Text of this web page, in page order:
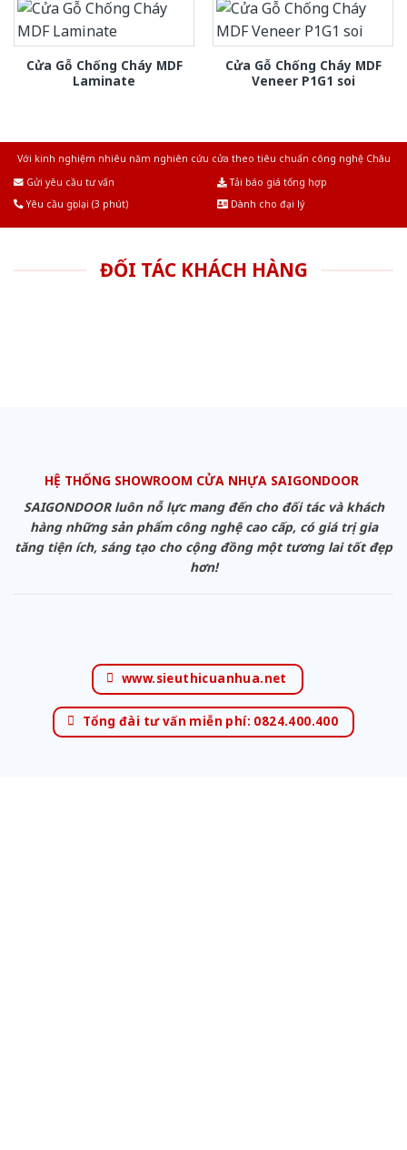
Cửa Gỗ Chống Cháy MDF
Laminate
Cửa Gỗ Chống Cháy MDF
Veneer P1G1 soi
Với kinh nghiệm nhiêu năm nghiên cứu cửa theo tiêu chuẩn công nghệ Châu
Gửi yêu cầu tư vấn
Tải báo giá tổng hợp
Yêu cầu gọi lại (3 phút)
Dành cho đại lý
ĐỐI TÁC KHÁCH HÀNG
HỆ THỐNG SHOWROOM CỬA NHỰA SAIGONDOOR
SAIGONDOOR luôn nỗ lực mang đến cho đối tác và khách
hàng những sản phẩm công nghệ cao cấp, có giá trị gia
tăng tiện ích, sáng tạo cho cộng đồng một tương lai tốt đẹp
hơn!
www.sieuthicuanhua.net
Tổng đài tư vấn miễn phí: 0824.400.400